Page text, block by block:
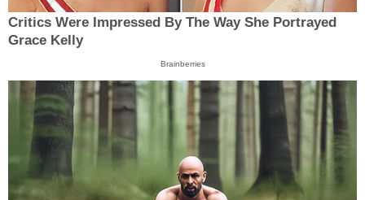
Critics Were Impressed By The Way She Portrayed
Grace Kelly
Brainberries